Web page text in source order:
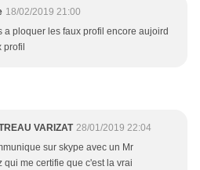
18/02/2019 21:00
a ploquer les faux profil encore aujoird
profil
VARIZAT 28/01/2019 22:04
sur skype avec un Mr
qui me certifie que c'est la vrai